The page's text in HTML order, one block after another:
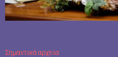
Σημαντικά αρχεία